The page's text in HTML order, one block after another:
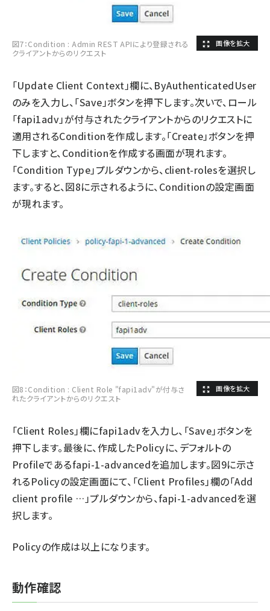
図7：Condition : Admin REST APIにより登録される
クライアントからのリクエスト
「Update Client Context」欄に、ByAuthenticatedUser
のみを入力し、「Save」ボタンを押下します。次いで、ロール
「fapi1adv」が付与されたクライアントからのリクエストに
適用されるConditionを作成します。「Create」ボタンを押
下しますと、Conditionを作成する画面が現れます。
「Condition Type」プルダウンから、client-rolesを選択し
ます。すると、図8に示されるように、Conditionの設定画面
が現れます。
図8：Condition : Client Role "fapi1adv"が付与さ
れたクライアントからのリクエスト
「Client Roles」欄にfapi1advを入力し、「Save」ボタンを
押下します。最後に、作成したPolicyに、デフォルトの
Profileであるfapi-1-advancedを追加します。図9に示さ
れるPolicyの設定画面にて、「Client Profiles」欄の「Add
client profile …」プルダウンから、fapi-1-advancedを選
択します。
Policyの作成は以上になります。
動作確認